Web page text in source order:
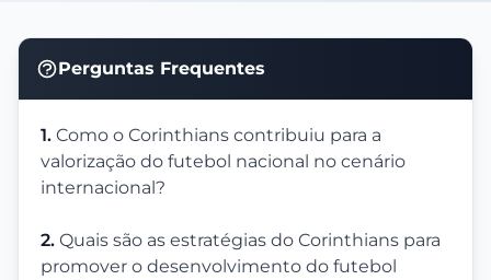
Perguntas Frequentes
1. Como o Corinthians contribuiu para a
valorização do futebol nacional no cenário
internacional?
2. Quais são as estratégias do Corinthians para
promover o desenvolvimento do futebol